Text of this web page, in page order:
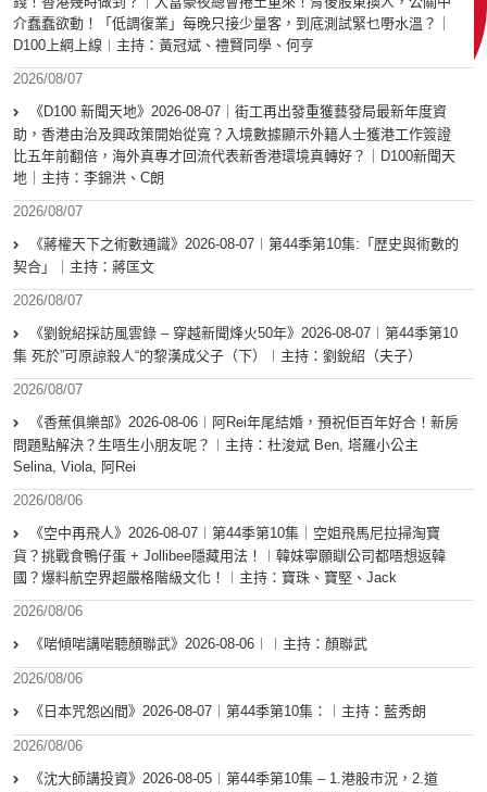
介蠢蠢欲動！「低調復業」每晚只接少量客，到底測試緊乜嘢水溫？｜
D100上綱上線︱主持：黃冠斌、禮賢同學、何亨
2026/08/07
《D100 新聞天地》2026-08-07｜街工再出發重獲藝發局最新年度資
助，香港由治及興政策開始從寬？入境數據顯示外籍人士獲港工作簽證
比五年前翻倍，海外真專才回流代表新香港環境真轉好？｜D100新聞天
地｜主持：李錦洪、C朗
2026/08/07
《蔣權天下之術數通識》2026-08-07︱第44季第10集:「歴史與術數的
契合」｜主持：蔣匡文
2026/08/07
《劉銳紹採訪風雲錄 – 穿越新聞烽火50年》2026-08-07︱第44季第10
集 死於”可原諒殺人“的黎漢成父子（下）︱主持：劉銳紹（夫子）
2026/08/07
《香蕉俱樂部》2026-08-06︱阿Rei年尾結婚，預祝佢百年好合！新房
問題點解決？生唔生小朋友呢？︱主持：杜浚斌 Ben, 塔羅小公主
Selina, Viola, 阿Rei
2026/08/06
《空中再飛人》2026-08-07︱第44季第10集｜空姐飛馬尼拉掃淘寶
貨？挑戰食鴨仔蛋 + Jollibee隱藏用法！︱韓妹寧願瞓公司都唔想返韓
國？爆料航空界超嚴格階級文化！︱主持：寶珠、寶堅、Jack
2026/08/06
《啱傾啱講啱聽顏聯武》2026-08-06︱︱主持：顏聯武
2026/08/06
《日本咒怨凶間》2026-08-07︱第44季第10集：︱主持：藍秀朗
2026/08/06
《沈大師講投資》2026-08-05︱第44季第10集 – 1.港股市況，2.道